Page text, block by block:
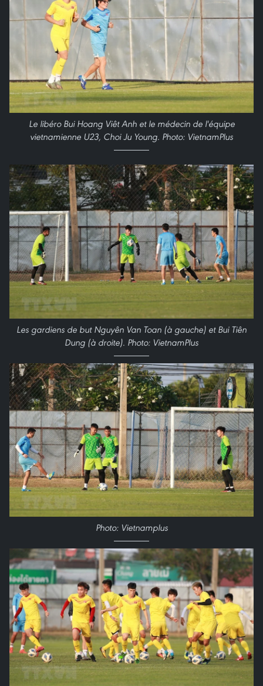
Le libéro Bui Hoang Viêt Anh et le médecin de l'équipe
vietnamienne U23, Choi Ju Young. Photo: VietnamPlus
Les gardiens de but Nguyên Van Toan (à gauche) et Bui Tiên
Dung (à droite). Photo: VietnamPlus
Photo: Vietnamplus